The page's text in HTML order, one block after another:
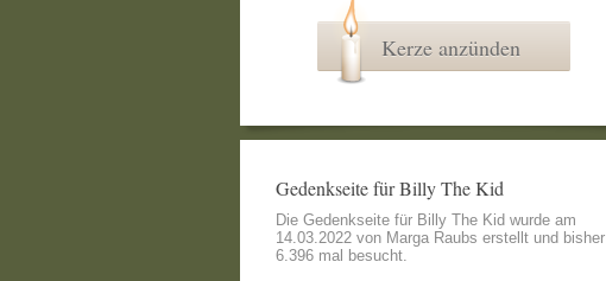
Kerze anzünden
Gedenkseite für Billy The Kid
Die Gedenkseite für Billy The Kid wurde am
14.03.2022 von Marga Raubs erstellt und bisher
6.396 mal besucht.